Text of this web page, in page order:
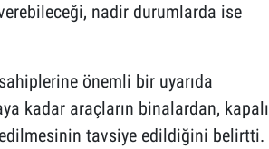
verebileceği, nadir durumlarda ise
önemli bir uyarıda
kadar araçların binalardan, kapalı
tavsiye edildiğini belirtti.